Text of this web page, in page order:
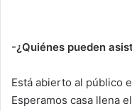
-¿Quiénes pueden
Está abierto al público
Esperamos casa llena